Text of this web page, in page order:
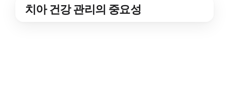
치아 건강 관리의 중요성